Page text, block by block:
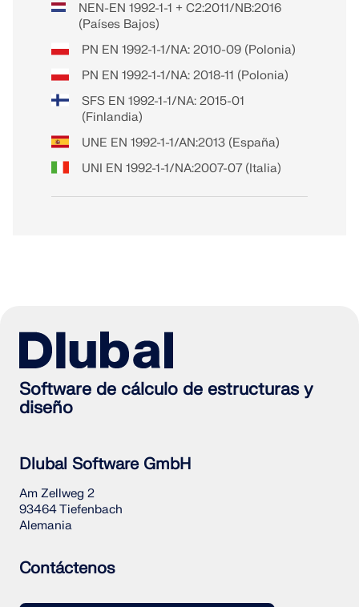
NEN-EN 1992-1-1 + C2:2011/NB:2016
(Países Bajos)
PN EN 1992-1-1/NA: 2010-09 (Polonia)
PN EN 1992-1-1/NA: 2018-11 (Polonia)
SFS EN 1992-1-1/NA: 2015-01
(Finlandia)
UNE EN 1992-1-1/AN:2013 (España)
UNI EN 1992-1-1/NA:2007-07 (Italia)
Software de cálculo de estructuras y
diseño
Dlubal Software GmbH
Am Zellweg 2
93464 Tiefenbach
Alemania
Contáctenos